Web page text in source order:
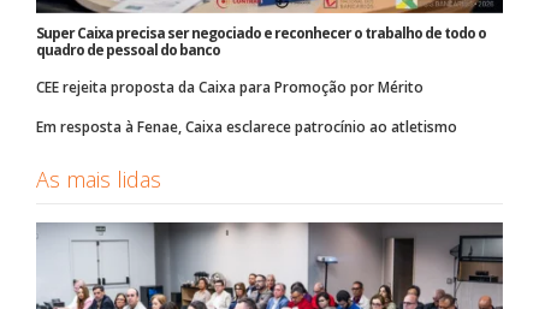
Super Caixa precisa ser negociado e reconhecer o trabalho de todo o
quadro de pessoal do banco
CEE rejeita proposta da Caixa para Promoção por Mérito
Em resposta à Fenae, Caixa esclarece patrocínio ao atletismo
As mais lidas